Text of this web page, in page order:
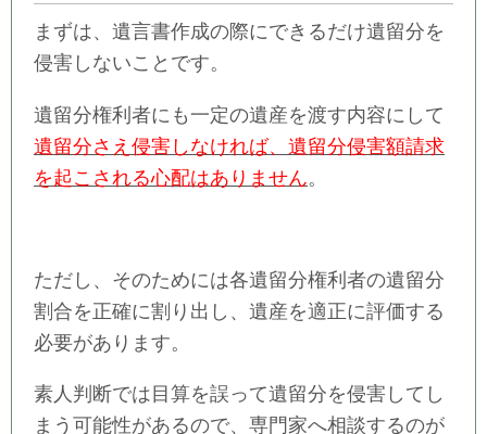
まずは、遺言書作成の際にできるだけ遺留分を
侵害しないことです。
遺留分権利者にも一定の遺産を渡す内容にして
遺留分さえ侵害しなければ、遺留分侵害額請求
を起こされる心配はありません。
ただし、そのためには各遺留分権利者の遺留分
割合を正確に割り出し、遺産を適正に評価する
必要があります。
素人判断では目算を誤って遺留分を侵害してし
まう可能性があるので、専門家へ相談するのが